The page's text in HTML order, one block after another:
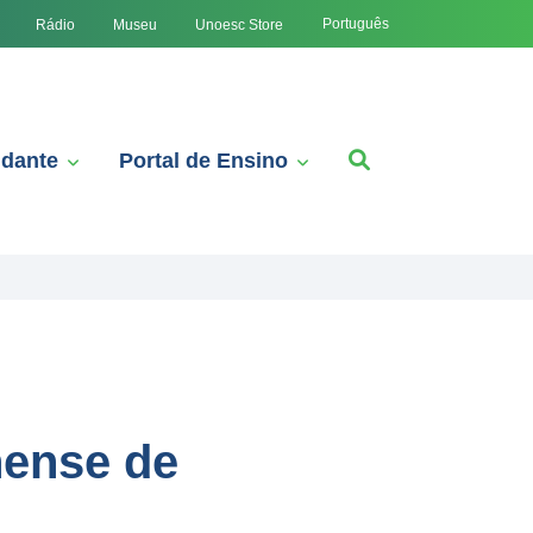
Rádio Museu Unoesc Store Português
Portal de Ensino
de